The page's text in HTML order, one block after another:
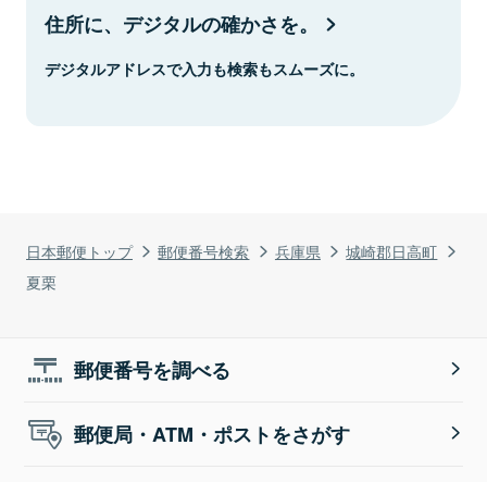
日本郵便トップ 郵便番号検索 兵庫県
城崎郡日高町
夏栗
住所に、デジタルの確かさを。
デジタルアドレスで入力も検索もスムーズに。
郵便番号を調べる
郵便局・ATM・ポストをさがす